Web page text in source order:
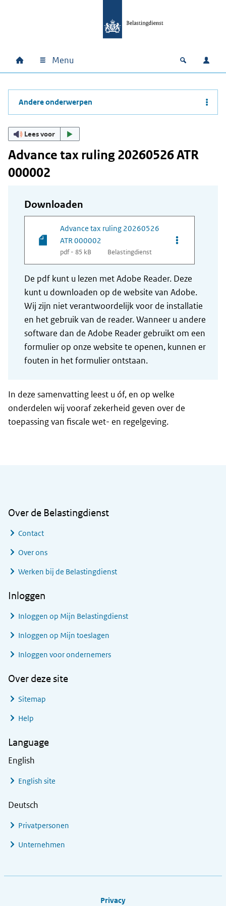
Hoofdnavigatie
Home Menu Open
Andere onderwerpen
Lees voor
Advance tax ruling 20260526 ATR
000002
Downloaden
Advance tax ruling 20260526
ATR 000002
pdf - 85 kB Belastingdienst
Opties van
De pdf kunt u lezen met Adobe Reader. Deze
kunt u downloaden op de website van Adobe.
Wij zijn niet verantwoordelijk voor de installatie
en het gebruik van de reader. Wanneer u andere
software dan de Adobe Reader gebruikt om een
formulier op onze website te openen, kunnen er
fouten in het formulier ontstaan.
In deze samenvatting leest u óf, en op welke
onderdelen wij vooraf zekerheid geven over de
toepassing van fiscale wet- en regelgeving.
Over de Belastingdienst
Contact
Over ons
Werken bij de Belastingdienst
Inloggen
Inloggen op Mijn Belastingdienst
Inloggen op Mijn toeslagen
Inloggen voor ondernemers
Over deze site
Sitemap
Help
Language
English
English site
Deutsch
Privatpersonen
Unternehmen
Privacy